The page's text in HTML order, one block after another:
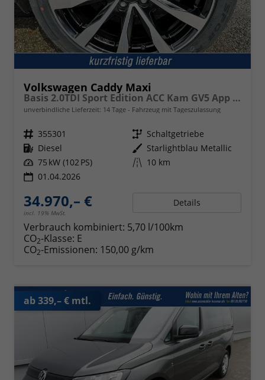
Volkswagen Caddy Maxi
Basis 2.0TDI Sport Edition ACC Kam GV5 App AHK Reling
unverbindliche Lieferzeit: 14 Tage Fahrzeug mit Tageszulassung
Fahrzeugnr. 355301 Getriebe Schaltgetriebe
Kraftstoff Diesel Außenfarbe Starlightblau Metallic
Leistung 75 kW (102 PS) Kilometerstand 10 km
01.04.2026
34.970,– €
incl. 19% MwSt.
Details
Verbrauch kombiniert: 5,70 l/100km
CO2-Klasse: E
CO2-Emissionen: 150,00 g/km
ab 339,– € mtl.